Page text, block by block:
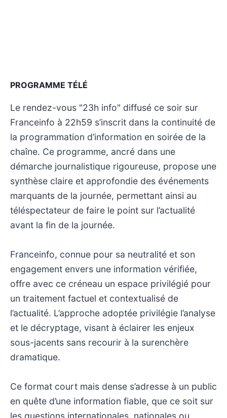
PROGRAMME TÉLÉ
Le rendez-vous "23h info" diffusé ce soir sur
Franceinfo à 22h59 s’inscrit dans la continuité de
la programmation d’information en soirée de la
chaîne. Ce programme, ancré dans une
démarche journalistique rigoureuse, propose une
synthèse claire et approfondie des événements
marquants de la journée, permettant ainsi au
téléspectateur de faire le point sur l’actualité
avant la fin de la journée.
Franceinfo, connue pour sa neutralité et son
engagement envers une information vérifiée,
offre avec ce créneau un espace privilégié pour
un traitement factuel et contextualisé de
l’actualité. L’approche adoptée privilégie l’analyse
et le décryptage, visant à éclairer les enjeux
sous-jacents sans recourir à la surenchère
dramatique.
Ce format court mais dense s’adresse à un public
en quête d’une information fiable, que ce soit sur
les questions internationales, nationales ou